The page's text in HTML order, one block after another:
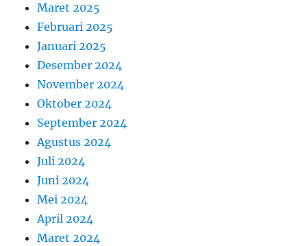
Maret 2025
Februari 2025
Januari 2025
Desember 2024
November 2024
Oktober 2024
September 2024
Agustus 2024
Juli 2024
Juni 2024
Mei 2024
April 2024
Maret 2024